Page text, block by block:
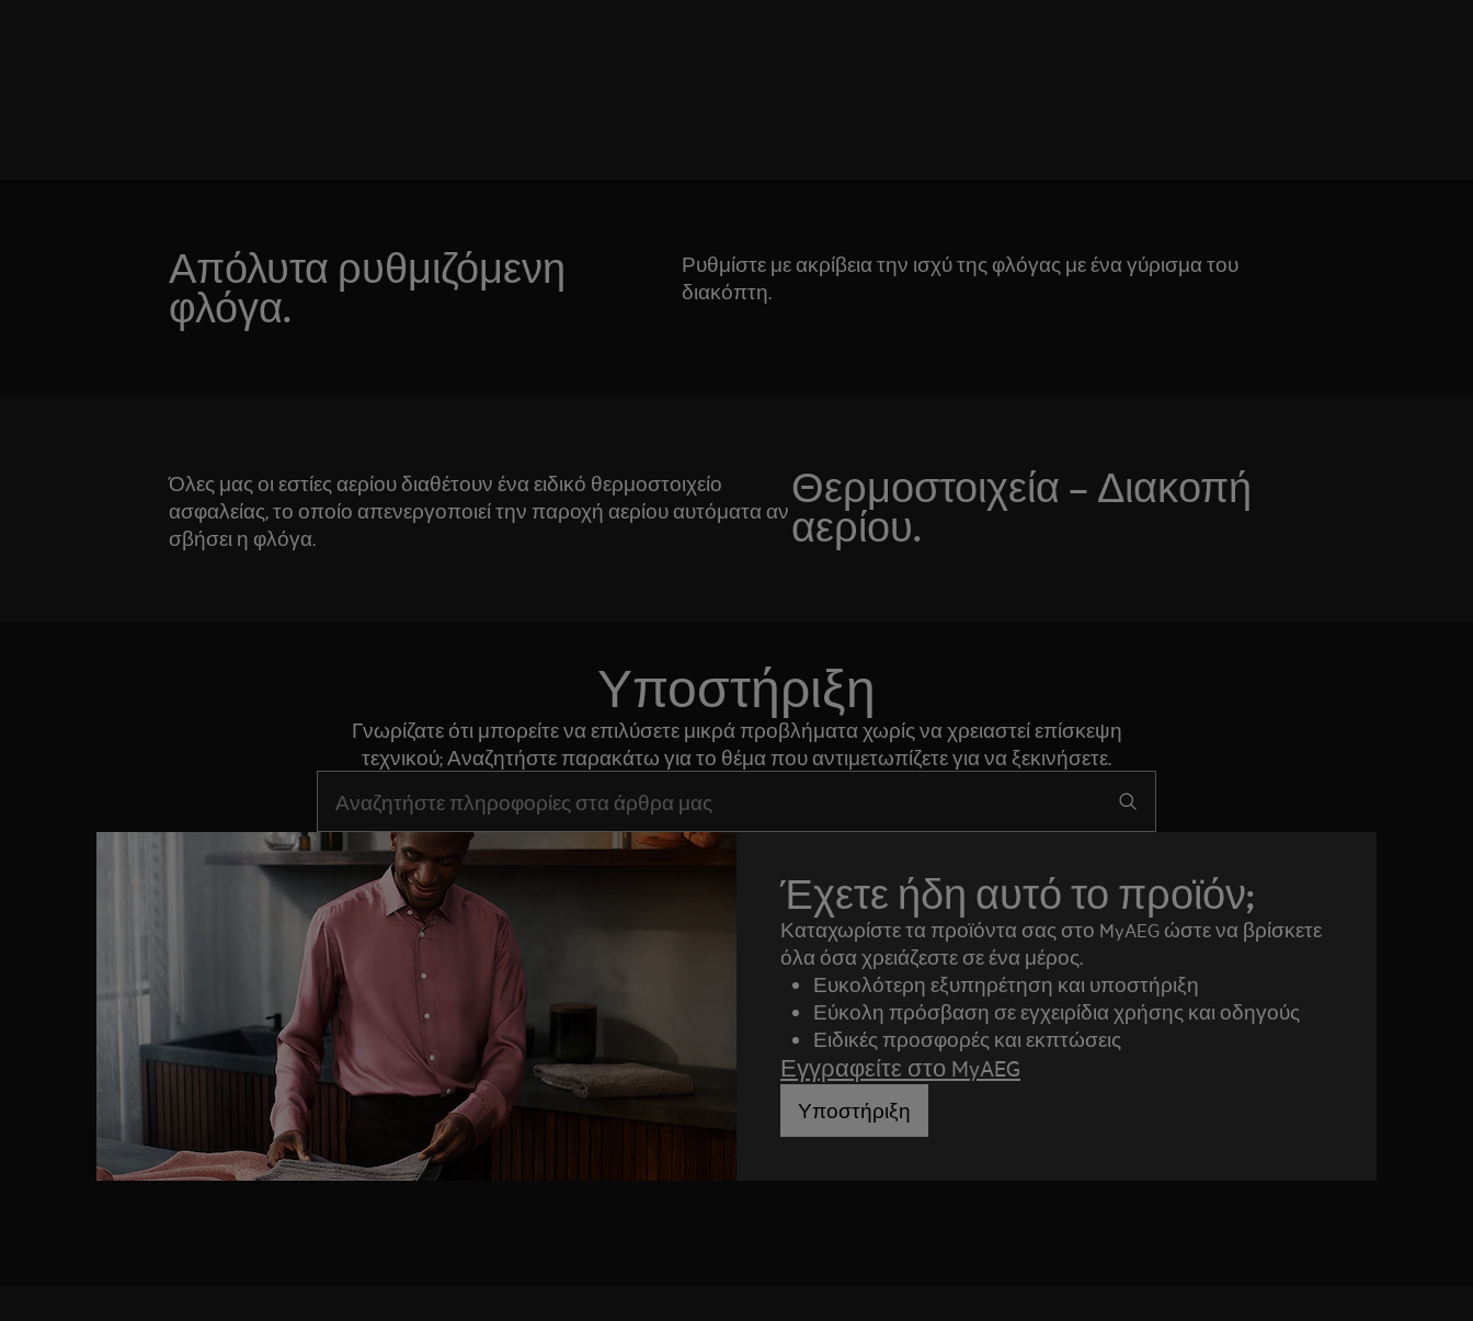
Απόλυτα ρυθμιζόμενη
φλόγα.
Ρυθμίστε με ακρίβεια την ισχύ της φλόγας με ένα γύρισμα του
διακόπτη.
Θερμοστοιχεία – Διακοπή
αερίου.
Όλες μας οι εστίες αερίου διαθέτουν ένα ειδικό θερμοστοιχείο
ασφαλείας, το οποίο απενεργοποιεί την παροχή αερίου αυτόματα αν
σβήσει η φλόγα.
Υποστήριξη
Γνωρίζατε ότι μπορείτε να επιλύσετε μικρά προβλήματα χωρίς να χρειαστεί επίσκεψη
τεχνικού; Αναζητήστε παρακάτω για το θέμα που αντιμετωπίζετε για να ξεκινήσετε.
Έχετε ήδη αυτό το προϊόν;
Καταχωρίστε τα προϊόντα σας στο MyAEG ώστε να βρίσκετε
όλα όσα χρειάζεστε σε ένα μέρος.
Ευκολότερη εξυπηρέτηση και υποστήριξη
Εύκολη πρόσβαση σε εγχειρίδια χρήσης και οδηγούς
Ειδικές προσφορές και εκπτώσεις
Εγγραφείτε στο MyAEG
Υποστήριξη